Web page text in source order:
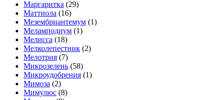
Маргаритка (29)
Маттиола (16)
Мезембриантемум (1)
Меламподиум (1)
Мелисса (18)
Мелколепестник (2)
Мелотрия (7)
Микрозелень (58)
Микроудобрения (1)
Мимоза (2)
Мимулюс (8)